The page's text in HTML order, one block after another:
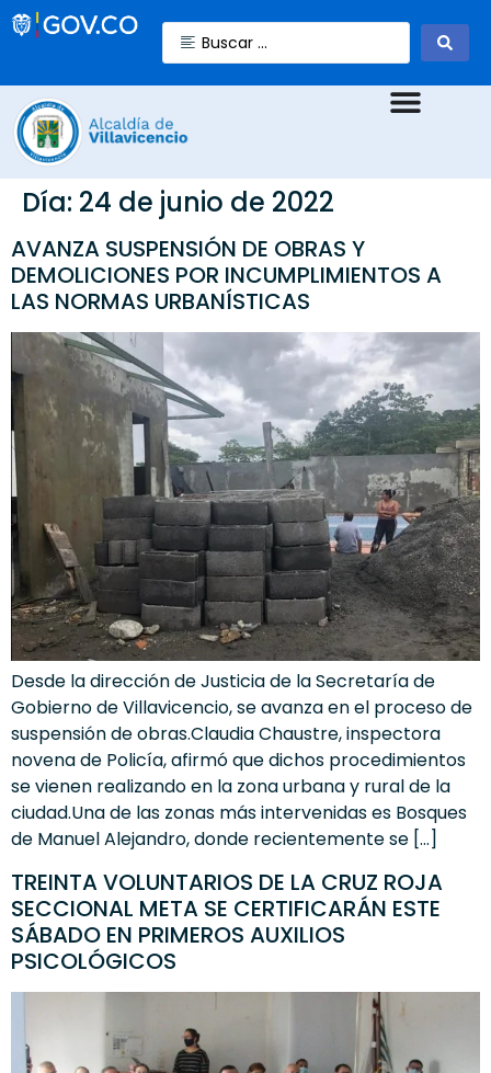
Día: 24 de junio de 2022
AVANZA SUSPENSIÓN DE OBRAS Y
DEMOLICIONES POR INCUMPLIMIENTOS A
LAS NORMAS URBANÍSTICAS
Desde la dirección de Justicia de la Secretaría de
Gobierno de Villavicencio, se avanza en el proceso de
suspensión de obras.Claudia Chaustre, inspectora
novena de Policía, afirmó que dichos procedimientos
se vienen realizando en la zona urbana y rural de la
ciudad.Una de las zonas más intervenidas es Bosques
de Manuel Alejandro, donde recientemente se […]
TREINTA VOLUNTARIOS DE LA CRUZ ROJA
SECCIONAL META SE CERTIFICARÁN ESTE
SÁBADO EN PRIMEROS AUXILIOS
PSICOLÓGICOS